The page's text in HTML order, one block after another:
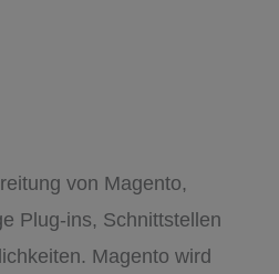
von Magento,
Plug-ins, Schnittstellen
Magento wird